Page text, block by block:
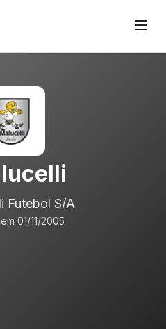
Futebol S/A
01/11/2005